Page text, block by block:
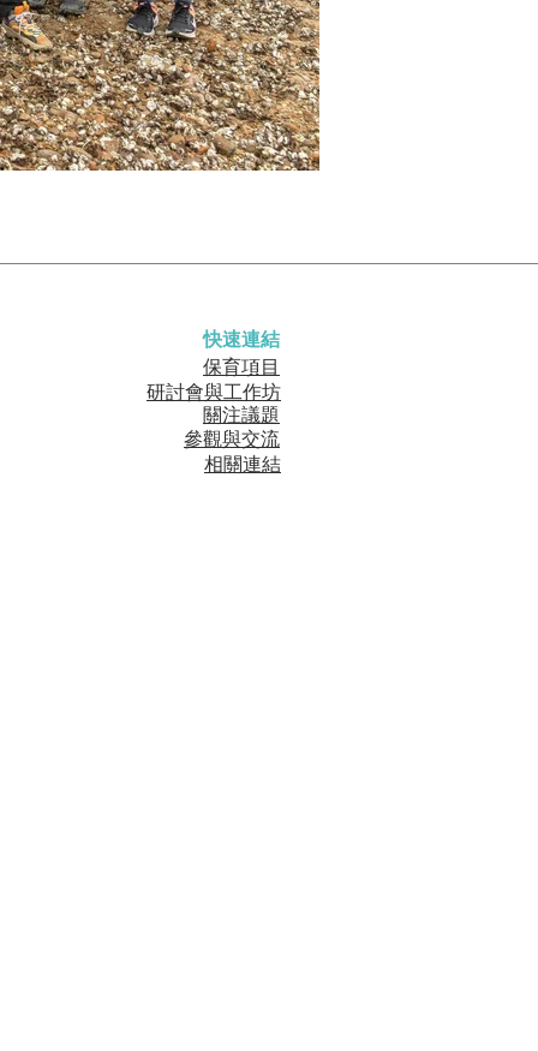
快速連結
保育項目
研討會與工作坊
關注議題
參觀與交流
相關連結